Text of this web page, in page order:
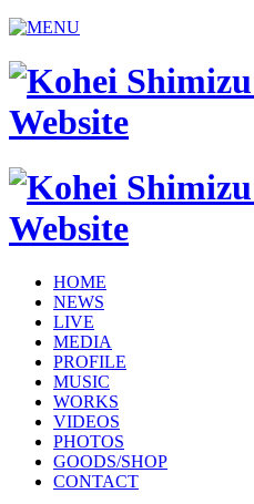
HOME
NEWS
LIVE
MEDIA
PROFILE
MUSIC
WORKS
VIDEOS
PHOTOS
GOODS/SHOP
CONTACT